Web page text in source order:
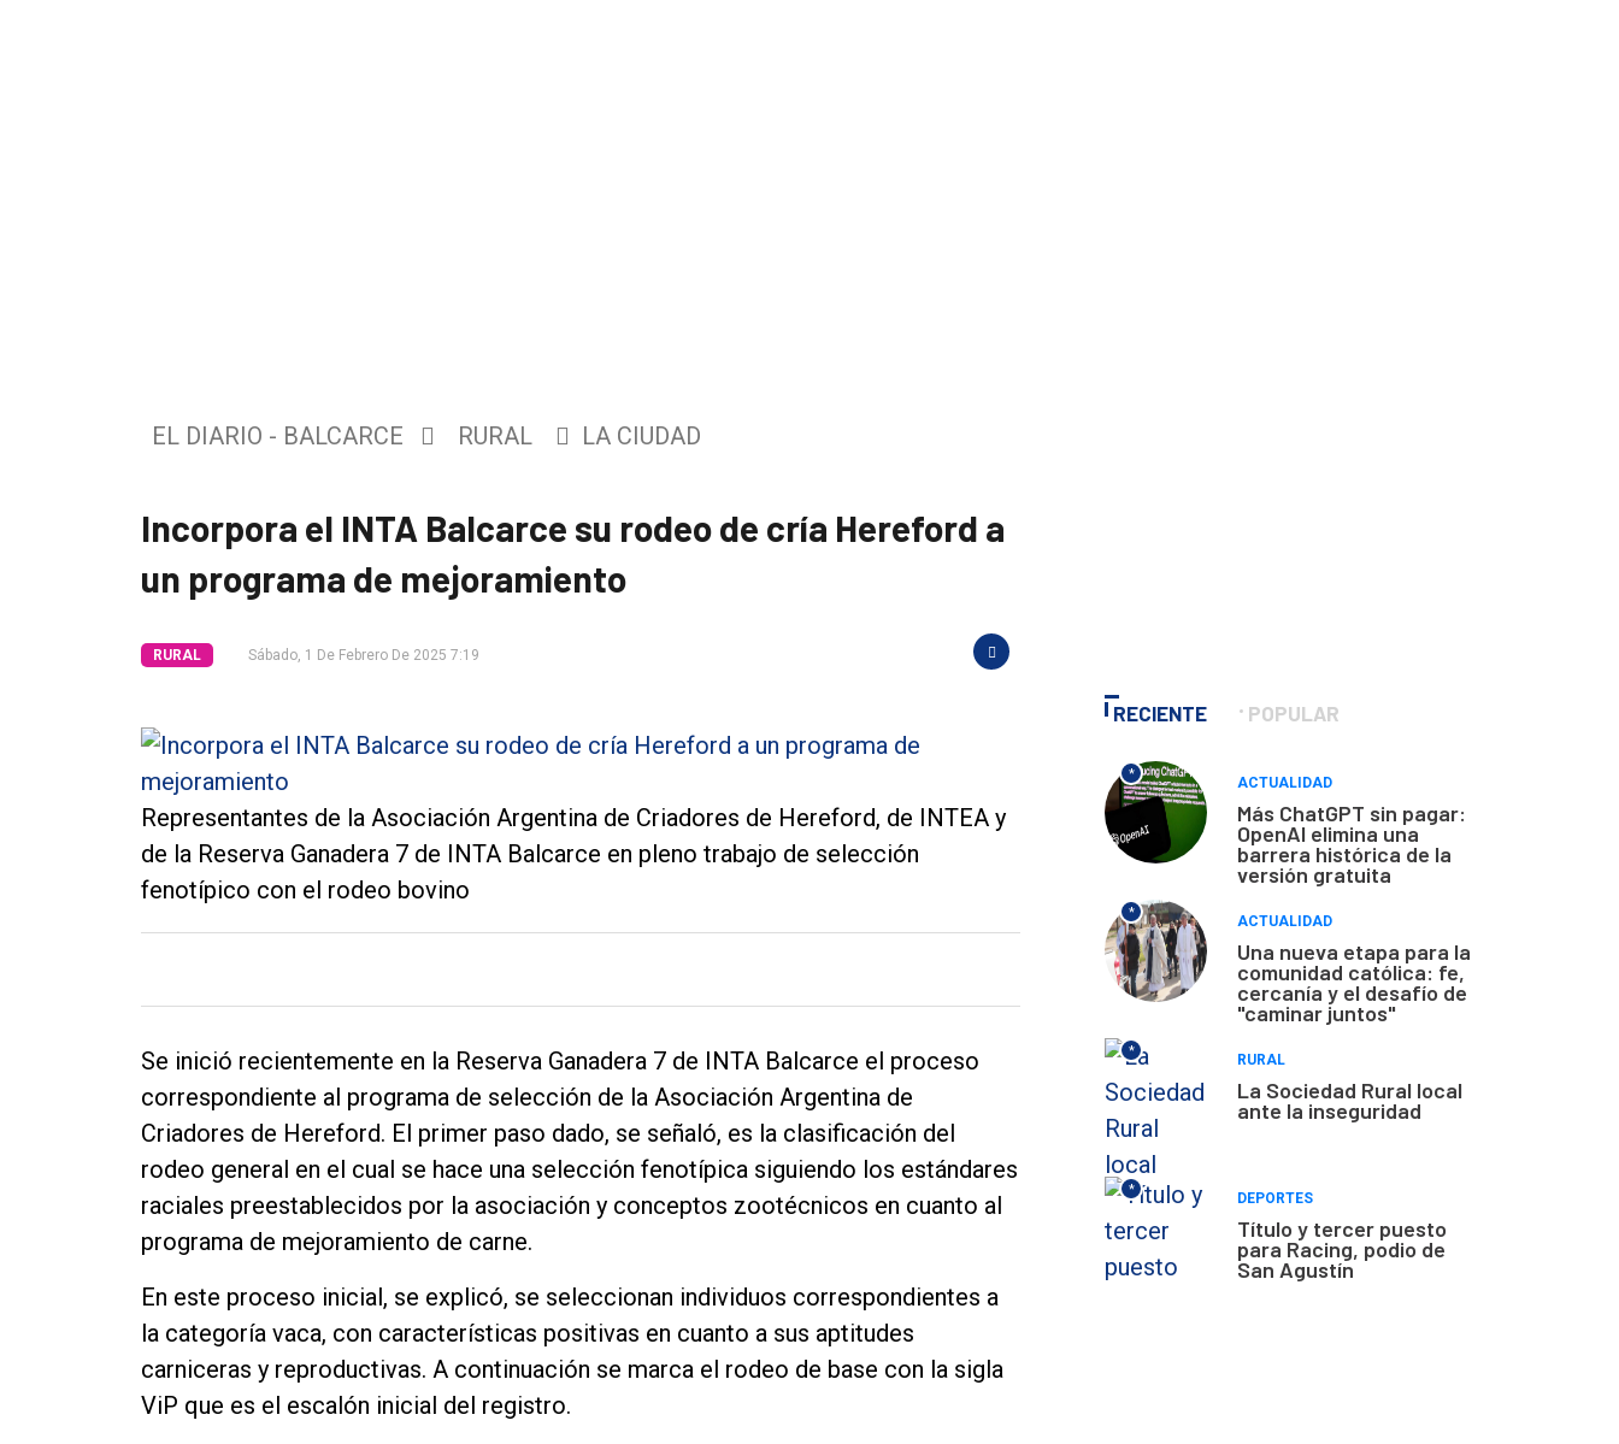
Tendencia
Entrevistas
Deportes
Fúnebres
Nosotros
Contacto
EL DIARIO - BALCARCE RURAL LA CIUDAD
Incorpora el INTA Balcarce su rodeo de cría Hereford a
un programa de mejoramiento
RURAL Sábado, 1 De Febrero De 2025 7:19
Representantes de la Asociación Argentina de Criadores de Hereford, de INTEA y
de la Reserva Ganadera 7 de INTA Balcarce en pleno trabajo de selección
fenotípico con el rodeo bovino
Se inició recientemente en la Reserva Ganadera 7 de INTA Balcarce el proceso
correspondiente al programa de selección de la Asociación Argentina de
Criadores de Hereford. El primer paso dado, se señaló, es la clasificación del
rodeo general en el cual se hace una selección fenotípica siguiendo los estándares
raciales preestablecidos por la asociación y conceptos zootécnicos en cuanto al
programa de mejoramiento de carne.
En este proceso inicial, se explicó, se seleccionan individuos correspondientes a
la categoría vaca, con características positivas en cuanto a sus aptitudes
carniceras y reproductivas. A continuación se marca el rodeo de base con la sigla
ViP que es el escalón inicial del registro.
RECIENTE POPULAR
*
ACTUALIDAD
Más ChatGPT sin pagar:
OpenAI elimina una
barrera histórica de la
versión gratuita
*
ACTUALIDAD
Una nueva etapa para la
comunidad católica: fe,
cercanía y el desafío de
"caminar juntos"
*
RURAL
La Sociedad Rural local
ante la inseguridad
*
DEPORTES
Título y tercer puesto
para Racing, podio de
San Agustín